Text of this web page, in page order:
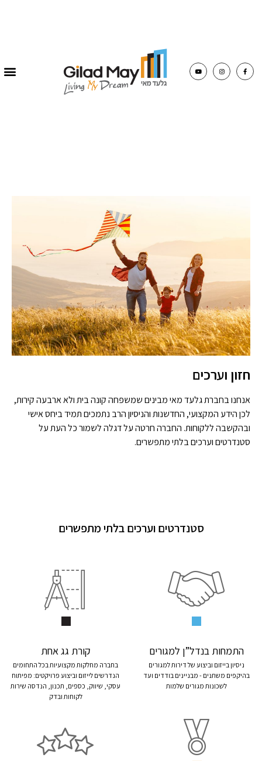
חזון וערכים
אנחנו בחברת גלעד מאי מבינים שמשפחה קונה בית ולא ארבעה קירות,
לכן הידע המקצועי, החדשנות והניסיון הרב נתמכים תמיד ביחס אישי
ובהקשבה ללקוחות. החברה חרטה על דגלה לשמור כל העת על
סטנדרטים וערכים בלתי מתפשרים.
סטנדרטים וערכים בלתי מתפשרים
התמחות בנדל”ן למגורים
ניסיון בייזום וביצוע של דירות למגורים
בהיקפים משתנים - מבניינים בודדים ועד
לשכונות מגורים שלמות
קורת גג אחת
בחברה מחלקות מקצועיות בכל התחומים
הנדרשים לייזום וביצוע פרויקטים: מפיתוח
עסקי, שיווק, כספים, תכנון, הנדסה שירות
לקוחות ובדק